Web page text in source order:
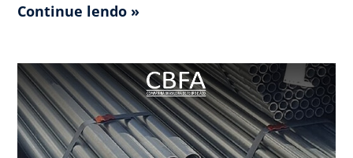
Continue lendo »